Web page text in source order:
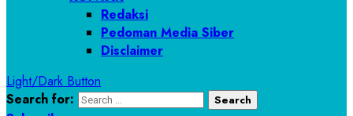
Redaksi
Pedoman Media Siber
Disclaimer
Light/Dark Button
Search for: